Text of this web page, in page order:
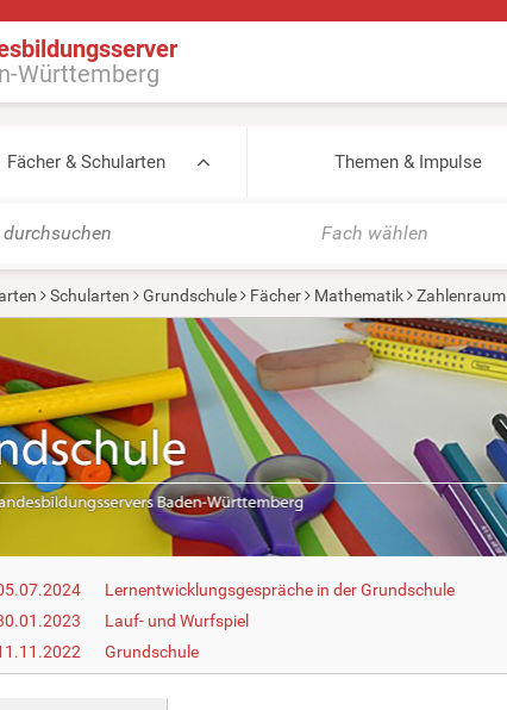
Württemberg
Fächer & Schularten Themen & Impulse
Fach wählen
Schularten Grundschule Fächer Mathematik Zahlenraum
Lernentwicklungsgespräche in der Grundschule
Lauf- und Wurfspiel
Grundschule